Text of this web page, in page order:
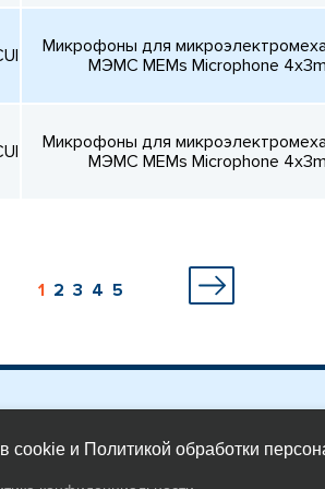
Микрофоны для
МЭМС MEMs Microphone
Микрофоны для
МЭМС MEMs Microphone
1 2 3 4 5
cookie и Политикой обработки